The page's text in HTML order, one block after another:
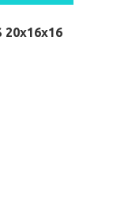
20х16х16